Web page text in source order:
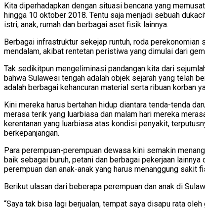
Kita diperhadapkan dengan situasi bencana yang
hingga 10 oktober 2018. Tentu saja menjadi sebuah
istri, anak, rumah dan berbagai aset fisik lainnya.
Berbagai infrastruktur sekejap runtuh, roda
mendalam, akibat rentetan peristiwa yang dimulai dari
Tak sedikitpun mengeliminasi pandangan kita dari
bahwa Sulawesi tengah adalah objek sejarah yang telah
adalah berbagai kehancuran material serta ribuan korban
Kini mereka harus bertahan hidup diantara tenda-tenda
merasa terik yang luarbiasa dan malam hari mereka
kerentanan yang luarbiasa atas kondisi penyakit,
berkepanjangan.
Para perempuan-perempuan dewasa kini semakin
baik sebagai buruh, petani dan berbagai pekerjaan
perempuan dan anak-anak yang harus menanggung sakit
Berikut ulasan dari beberapa perempuan dan anak di
“Saya tak bisa lagi berjualan, tempat saya disapu rata oleh